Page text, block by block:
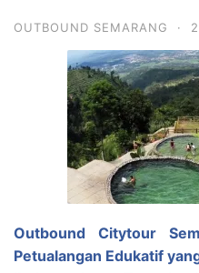
OUTBOUND SEMARANG ·
Outbound Citytour
Petualangan Edukatif